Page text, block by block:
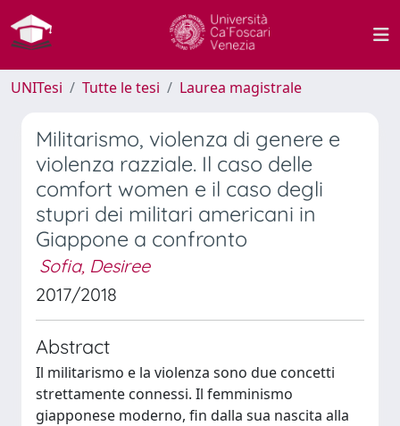
UNITesi Tutte le tesi Laurea magistrale
Militarismo, violenza di genere e
violenza razziale. Il caso delle
comfort women e il caso degli
stupri dei militari americani in
Giappone a confronto
Sofia, Desiree
2017/2018
Abstract
Il militarismo e la violenza sono due concetti
strettamente connessi. Il femminismo
giapponese moderno, fin dalla sua nascita alla